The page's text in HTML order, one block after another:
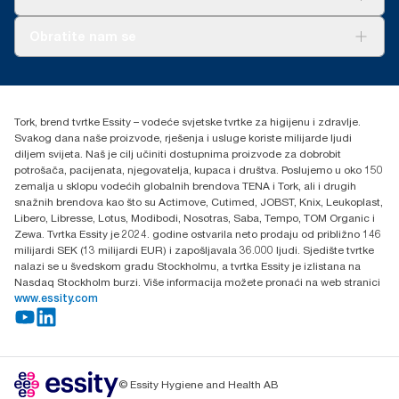
+385 913 900 004
H-1021 Budapest
Budakeszi út 51.
Tork, brend tvrtke Essity – vodeće svjetske tvrtke za higijenu i zdravlje.
Svakog dana naše proizvode, rješenja i usluge koriste milijarde ljudi
diljem svijeta. Naš je cilj učiniti dostupnima proizvode za dobrobit
potrošača, pacijenata, njegovatelja, kupaca i društva. Poslujemo u oko 150
zemalja u sklopu vodećih globalnih brendova TENA i Tork, ali i drugih
snažnih brendova kao što su Actimove, Cutimed, JOBST, Knix, Leukoplast,
Libero, Libresse, Lotus, Modibodi, Nosotras, Saba, Tempo, TOM Organic i
Zewa. Tvrtka Essity je 2024. godine ostvarila neto prodaju od približno 146
milijardi SEK (13 milijardi EUR) i zapošljavala 36.000 ljudi. Sjedište tvrtke
nalazi se u švedskom gradu Stockholmu, a tvrtka Essity je izlistana na
Nasdaq Stockholm burzi. Više informacija možete pronaći na web stranici
www.essity.com
© Essity Hygiene and Health AB